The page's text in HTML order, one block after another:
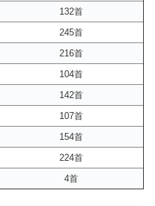
132首
245首
216首
104首
142首
107首
154首
224首
4首